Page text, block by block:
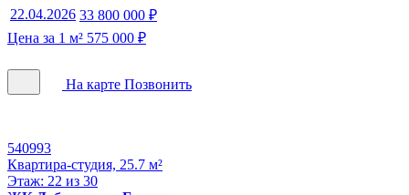
22.04.2026 33 800 000 ₽
Цена за 1 м² 575 000 ₽
На карте Позвонить
540993
Квартира-студия, 25.7 м²
Этаж: 22 из 30